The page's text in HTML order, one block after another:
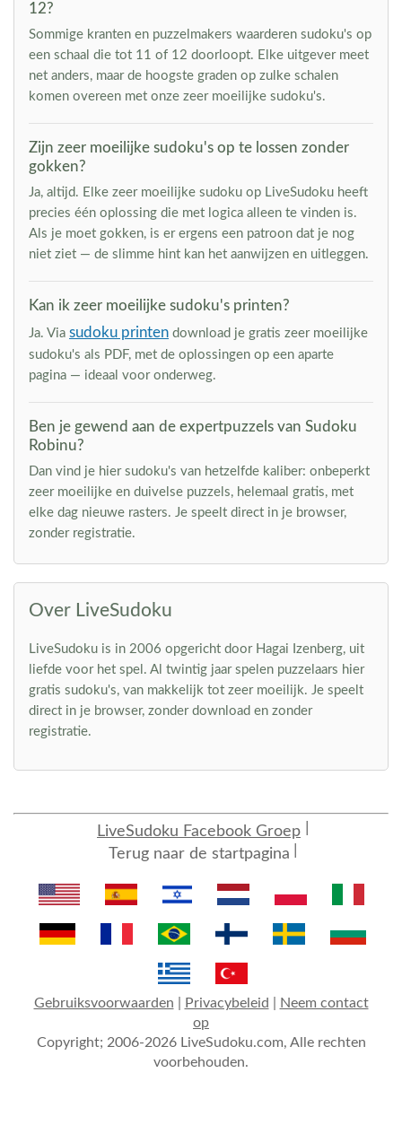
12?
Sommige kranten en puzzelmakers waarderen sudoku's op
een schaal die tot 11 of 12 doorloopt. Elke uitgever meet
net anders, maar de hoogste graden op zulke schalen
komen overeen met onze zeer moeilijke sudoku's.
Zijn zeer moeilijke sudoku's op te lossen zonder
gokken?
Ja, altijd. Elke zeer moeilijke sudoku op LiveSudoku heeft
precies één oplossing die met logica alleen te vinden is.
Als je moet gokken, is er ergens een patroon dat je nog
niet ziet — de slimme hint kan het aanwijzen en uitleggen.
Kan ik zeer moeilijke sudoku's printen?
Ja. Via sudoku printen download je gratis zeer moeilijke
sudoku's als PDF, met de oplossingen op een aparte
pagina — ideaal voor onderweg.
Ben je gewend aan de expertpuzzels van Sudoku
Robinu?
Dan vind je hier sudoku's van hetzelfde kaliber: onbeperkt
zeer moeilijke en duivelse puzzels, helemaal gratis, met
elke dag nieuwe rasters. Je speelt direct in je browser,
zonder registratie.
Over LiveSudoku
LiveSudoku is in 2006 opgericht door Hagai Izenberg, uit
liefde voor het spel. Al twintig jaar spelen puzzelaars hier
gratis sudoku's, van makkelijk tot zeer moeilijk. Je speelt
direct in je browser, zonder download en zonder
registratie.
LiveSudoku Facebook Groep
Terug naar de startpagina
Gebruiksvoorwaarden Privacybeleid
Neem contact
op
Copyright; 2006-2026 LiveSudoku.com, Alle rechten
voorbehouden.